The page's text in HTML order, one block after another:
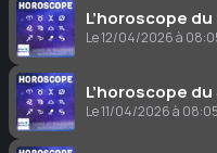
L’horoscope du
Le 12/04/2026 à
L’horoscope du
Le 11/04/2026 à 08:05